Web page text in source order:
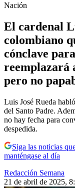
Nación
El cardenal
colombiano
cónclave
reemplazará
pero no
Luis José Rueda
del Santo Padre.
no hay fecha para
despedida.
Siga las noticias
manténgase al día
Redacción Semana
21 de abril de 2025,